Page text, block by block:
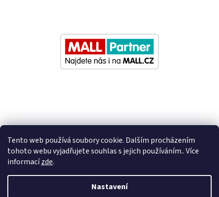
Tento web používá soubory cookie. Dalším procházením
tohoto webu vyjadřujete souhlas s jejich používáním.. Více
informacízde.
Nastavení
Nastavil tým EshopyUmíme.cz